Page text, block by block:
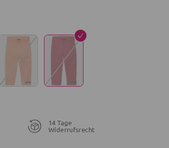
14 Tage
Widerrufsrecht